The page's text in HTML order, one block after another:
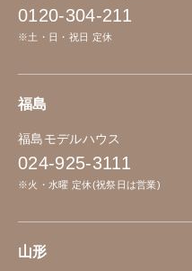
0120-304-211
※土・日・祝日 定休
福島
福島モデルハウス
024-925-3111
※火・水曜 定休(祝祭日は営業)
山形